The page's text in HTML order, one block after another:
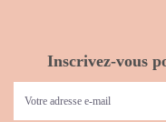
Inscrivez-vous